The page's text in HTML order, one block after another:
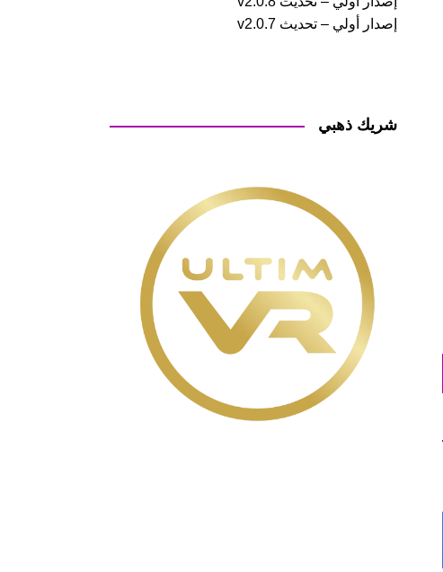
إصدار أولي – تحديث v2.0.7
شريك ذهبي